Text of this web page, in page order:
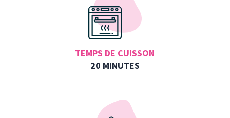
TEMPS DE CUISSON
20 MINUTES